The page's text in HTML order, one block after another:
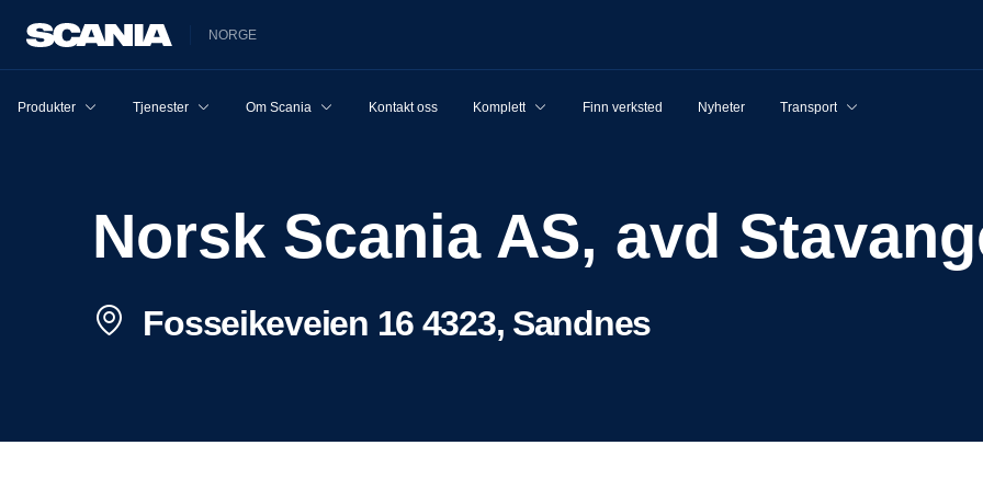
NORGE
Produkter Tjenester Om Scania Kontakt oss Komplett Finn verksted Nyheter Transport
Norsk Scania AS, avd
Fosseikeveien 16 4323, Sandnes